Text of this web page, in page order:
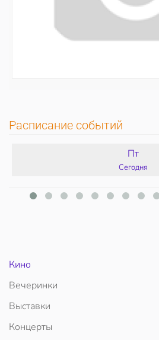
Расписание событий
Пт
Сегодня
Кино
Вечеринки
Выставки
Концерты